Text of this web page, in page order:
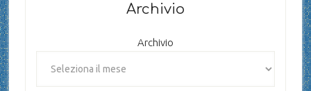
Archivio
Archivio